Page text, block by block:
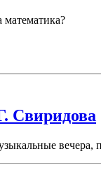
математика?
Свиридова
вечера,